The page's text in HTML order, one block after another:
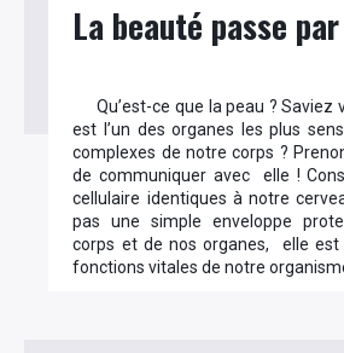
La beauté passe
Qu’est-ce que la peau ? Saviez
est l’un des organes les plus
complexes de notre corps ?
de communiquer avec elle !
cellulaire identiques à notre
pas une simple enveloppe
corps et de nos organes, elle est
fonctions vitales de notre